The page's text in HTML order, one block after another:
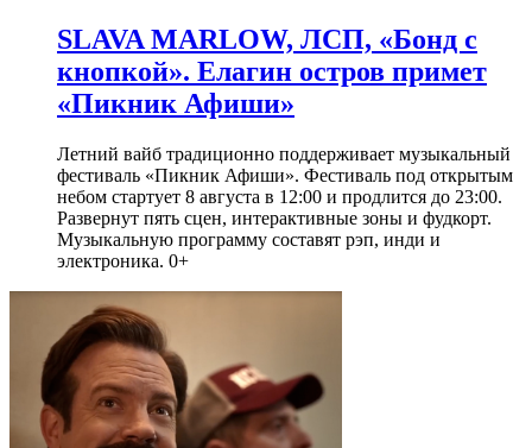
SLAVA MARLOW, ЛСП, «Бонд с
кнопкой». Елагин остров примет
«Пикник Афиши»
Летний вайб традиционно поддерживает музыкальный
фестиваль «Пикник Афиши». Фестиваль под открытым
небом стартует 8 августа в 12:00 и продлится до 23:00.
Развернут пять сцен, интерактивные зоны и фудкорт.
Музыкальную программу составят рэп, инди и
электроника. 0+